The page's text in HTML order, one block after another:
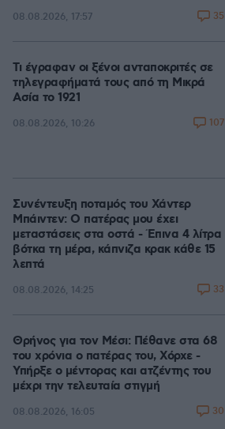
08.08.2026, 17:57 35
Τι έγραφαν οι ξένοι ανταποκριτές σε
τηλεγραφήματά τους από τη Μικρά
Ασία το 1921
08.08.2026, 10:26 107
Συνέντευξη ποταμός του Χάντερ
Μπάιντεν: Ο πατέρας μου έχει
μεταστάσεις στα οστά - Έπινα 4 λίτρα
βότκα τη μέρα, κάπνιζα κρακ κάθε 15
λεπτά
08.08.2026, 14:25 33
Θρήνος για τον Μέσι: Πέθανε στα 68
του χρόνια ο πατέρας του, Χόρχε -
Υπήρξε ο μέντορας και ατζέντης του
μέχρι την τελευταία στιγμή
08.08.2026, 16:05 30